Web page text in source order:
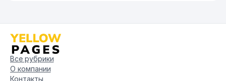
Все рубрики
О компании
Контакты